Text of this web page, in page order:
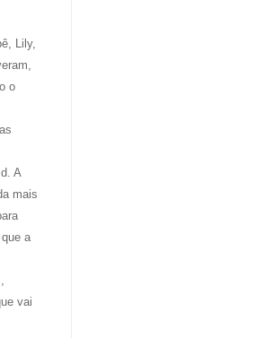
Lily,
o
A
mais
a
vai